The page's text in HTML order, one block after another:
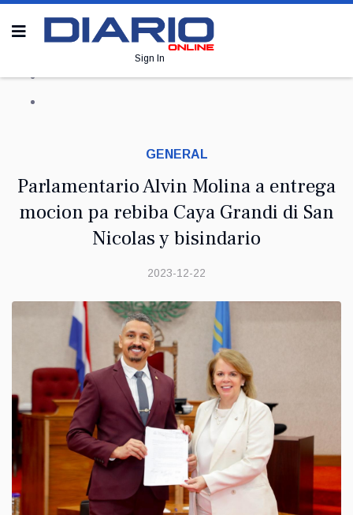
Sign In
GENERAL
Parlamentario Alvin Molina a entrega
mocion pa rebiba Caya Grandi di San
Nicolas y bisindario
2023-12-22